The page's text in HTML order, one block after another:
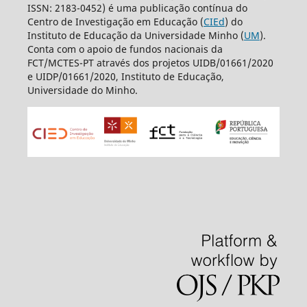
ISSN: 2183-0452) é uma publicação contínua do
Centro de Investigação em Educação (CIEd) do
Instituto de Educação da Universidade Minho (UM).
Conta com o apoio de fundos nacionais da
FCT/MCTES-PT através dos projetos UIDB/01661/2020
e UIDP/01661/2020, Instituto de Educação,
Universidade do Minho.